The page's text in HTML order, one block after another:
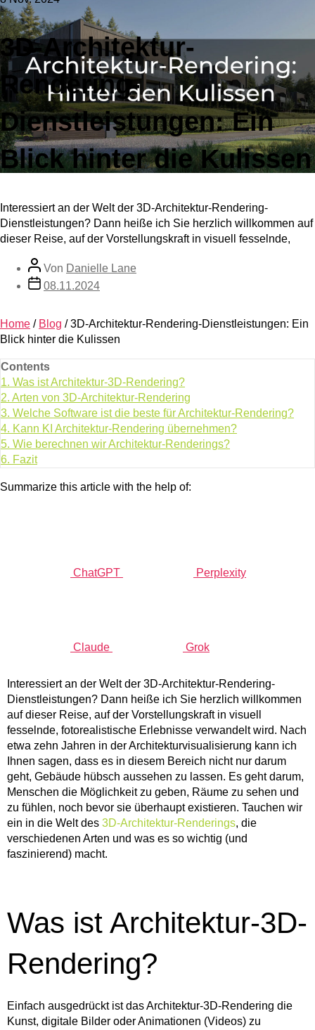
3D-Architektur-
Rendering-
Dienstleistungen: Ein
Blick hinter die Kulissen
Interessiert an der Welt der 3D-Architektur-Rendering-
Dienstleistungen? Dann heiße ich Sie herzlich willkommen auf
dieser Reise, auf der Vorstellungskraft in visuell fesselnde,
Von Danielle Lane
08.11.2024
Home / Blog /3D-Architektur-Rendering-Dienstleistungen: Ein
Blick hinter die Kulissen
Contents
1. Was ist Architektur-3D-Rendering?
2. Arten von 3D-Architektur-Rendering
3. Welche Software ist die beste für Architektur-Rendering?
4. Kann KI Architektur-Rendering übernehmen?
5. Wie berechnen wir Architektur-Renderings?
6. Fazit
Summarize this article with the help of:
ChatGPT Perplexity
Claude Grok
Interessiert an der Welt der 3D-Architektur-Rendering-
Dienstleistungen? Dann heiße ich Sie herzlich willkommen
auf dieser Reise, auf der Vorstellungskraft in visuell
fesselnde, fotorealistische Erlebnisse verwandelt wird. Nach
etwa zehn Jahren in der Architekturvisualisierung kann ich
Ihnen sagen, dass es in diesem Bereich nicht nur darum
geht, Gebäude hübsch aussehen zu lassen. Es geht darum,
Menschen die Möglichkeit zu geben, Räume zu sehen und
zu fühlen, noch bevor sie überhaupt existieren. Tauchen wir
ein in die Welt des 3D-Architektur-Renderings, die
verschiedenen Arten und was es so wichtig (und
faszinierend) macht.
Was ist Architektur-3D-
Rendering?
Einfach ausgedrückt ist das Architektur-3D-Rendering die
Kunst, digitale Bilder oder Animationen (Videos) zu